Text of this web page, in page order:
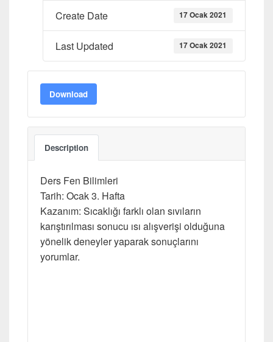
Create Date 17 Ocak 2021
Last Updated 17 Ocak 2021
Download
Description
Ders Fen Bilimleri
Tarih: Ocak 3. Hafta
Kazanım: Sıcaklığı farklı olan sıvıların
karıştırılması sonucu ısı alışverişi olduğuna
yönelik deneyler yaparak sonuçlarını
yorumlar.